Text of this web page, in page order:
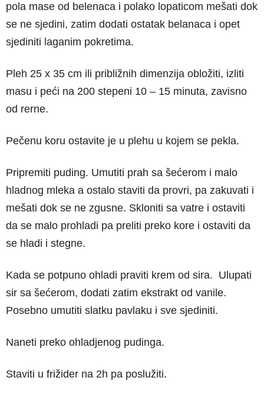
pola mase od belenaca i polako lopaticom mešati dok
se ne sjedini, zatim dodati ostatak belanaca i opet
sjediniti laganim pokretima.
Pleh 25 x 35 cm ili približnih dimenzija obložiti, izliti
masu i peći na 200 stepeni 10 – 15 minuta, zavisno
od rerne.
Pečenu koru ostavite je u plehu u kojem se pekla.
Pripremiti puding. Umutiti prah sa šećerom i malo
hladnog mleka a ostalo staviti da provri, pa zakuvati i
mešati dok se ne zgusne. Skloniti sa vatre i ostaviti
da se malo prohladi pa preliti preko kore i ostaviti da
se hladi i stegne.
Kada se potpuno ohladi praviti krem od sira. Ulupati
sir sa šećerom, dodati zatim ekstrakt od vanile.
Posebno umutiti slatku pavlaku i sve sjediniti.
Naneti preko ohladjenog pudinga.
Staviti u frižider na 2h pa poslužiti.